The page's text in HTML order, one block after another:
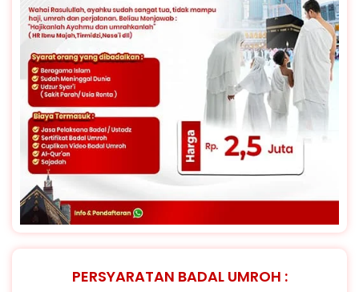
PERSYARATAN BADAL UMROH :